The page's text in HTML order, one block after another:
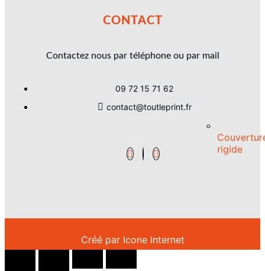
rigide
CONTACT
Contactez nous par téléphone ou par mail
09 72 15 71 62
contact@toutleprint.fr
Créé par Icone Internet